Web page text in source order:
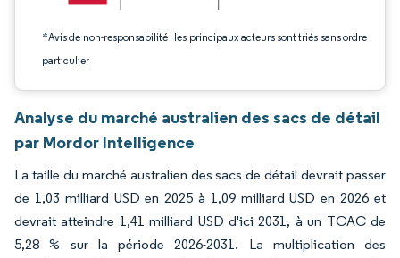
*Avis de non-responsabilité : les principaux acteurs sont triés sans ordre
particulier
Analyse du marché australien des sacs de détail
par Mordor Intelligence
La taille du marché australien des sacs de détail devrait passer
de 1,03 milliard USD en 2025 à 1,09 milliard USD en 2026 et
devrait atteindre 1,41 milliard USD d'ici 2031, à un TCAC de
5,28 % sur la période 2026-2031. La multiplication des